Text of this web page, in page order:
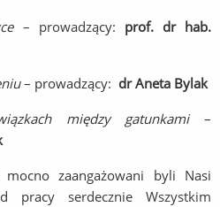
– prowadzący: prof. dr hab.
– prowadzący: dr Aneta Bylak
między gatunkami–
zaangażowani byli Nasi
pracyserdecznie Wszystkim